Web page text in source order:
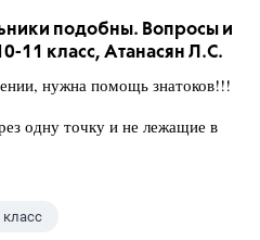
подобны. Вопросы и
11 класс, Атанасян Л.С.
нужна помощь знатоков!!!
одну точку и не лежащие в
класс